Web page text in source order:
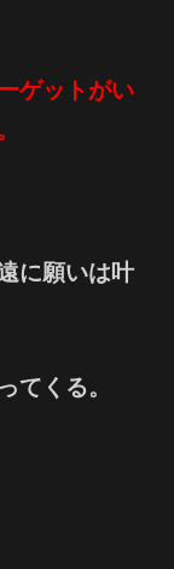
ゲットがい
に願いは叶
てくる。